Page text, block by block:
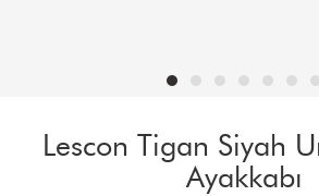
Lescon Tigan Siyah
Ayakkabı